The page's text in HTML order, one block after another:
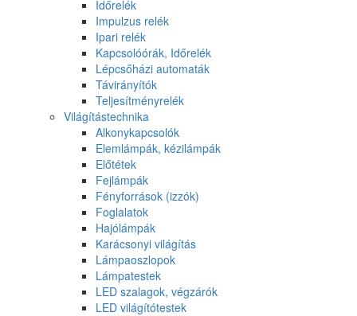
Időrelék
Impulzus relék
Ipari relék
Kapcsolóórák, Időrelék
Lépcsőházi automaták
Távirányítók
Teljesítményrelék
Világítástechnika
Alkonykapcsolók
Elemlámpák, kézilámpák
Előtétek
Fejlámpák
Fényforrások (izzók)
Foglalatok
Hajólámpák
Karácsonyi világítás
Lámpaoszlopok
Lámpatestek
LED szalagok, végzárók
LED világítótestek